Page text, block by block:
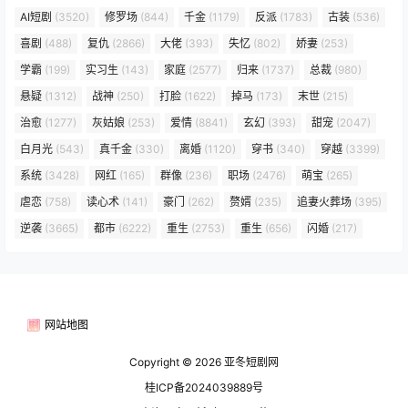
AI短剧 (3520) 修罗场 (844) 千金 (1179) 反派 (1783) 古装 (536)
喜剧 (488) 复仇 (2866) 大佬 (393) 失忆 (802) 娇妻 (253)
学霸 (199) 实习生 (143) 家庭 (2577) 归来 (1737) 总裁 (980)
悬疑 (1312) 战神 (250) 打脸 (1622) 掉马 (173) 末世 (215)
治愈 (1277) 灰姑娘 (253) 爱情 (8841) 玄幻 (393) 甜宠 (2047)
白月光 (543) 真千金 (330) 离婚 (1120) 穿书 (340) 穿越 (3399)
系统 (3428) 网红 (165) 群像 (236) 职场 (2476) 萌宝 (265)
虐恋 (758) 读心术 (141) 豪门 (262) 赘婿 (235) 追妻火葬场 (395)
逆袭 (3665) 都市 (6222) 重生 (2753) 重生 (656) 闪婚 (217)
网站地图
Copyright © 2026 亚冬短剧网
桂ICP备2024039889号